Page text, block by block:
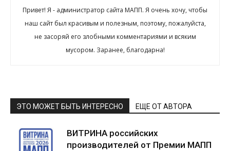
Привет! Я - администратор сайта МАПП. Я очень хочу, чтобы
наш сайт был красивым и полезным, поэтому, пожалуйста,
не засоряй его злобными комментариями и всяким
мусором. Заранее, благодарна!
ЭТО МОЖЕТ БЫТЬ ИНТЕРЕСНО ЕЩЕ ОТ АВТОРА
ВИТРИНА российских
производителей от Премии МАПП